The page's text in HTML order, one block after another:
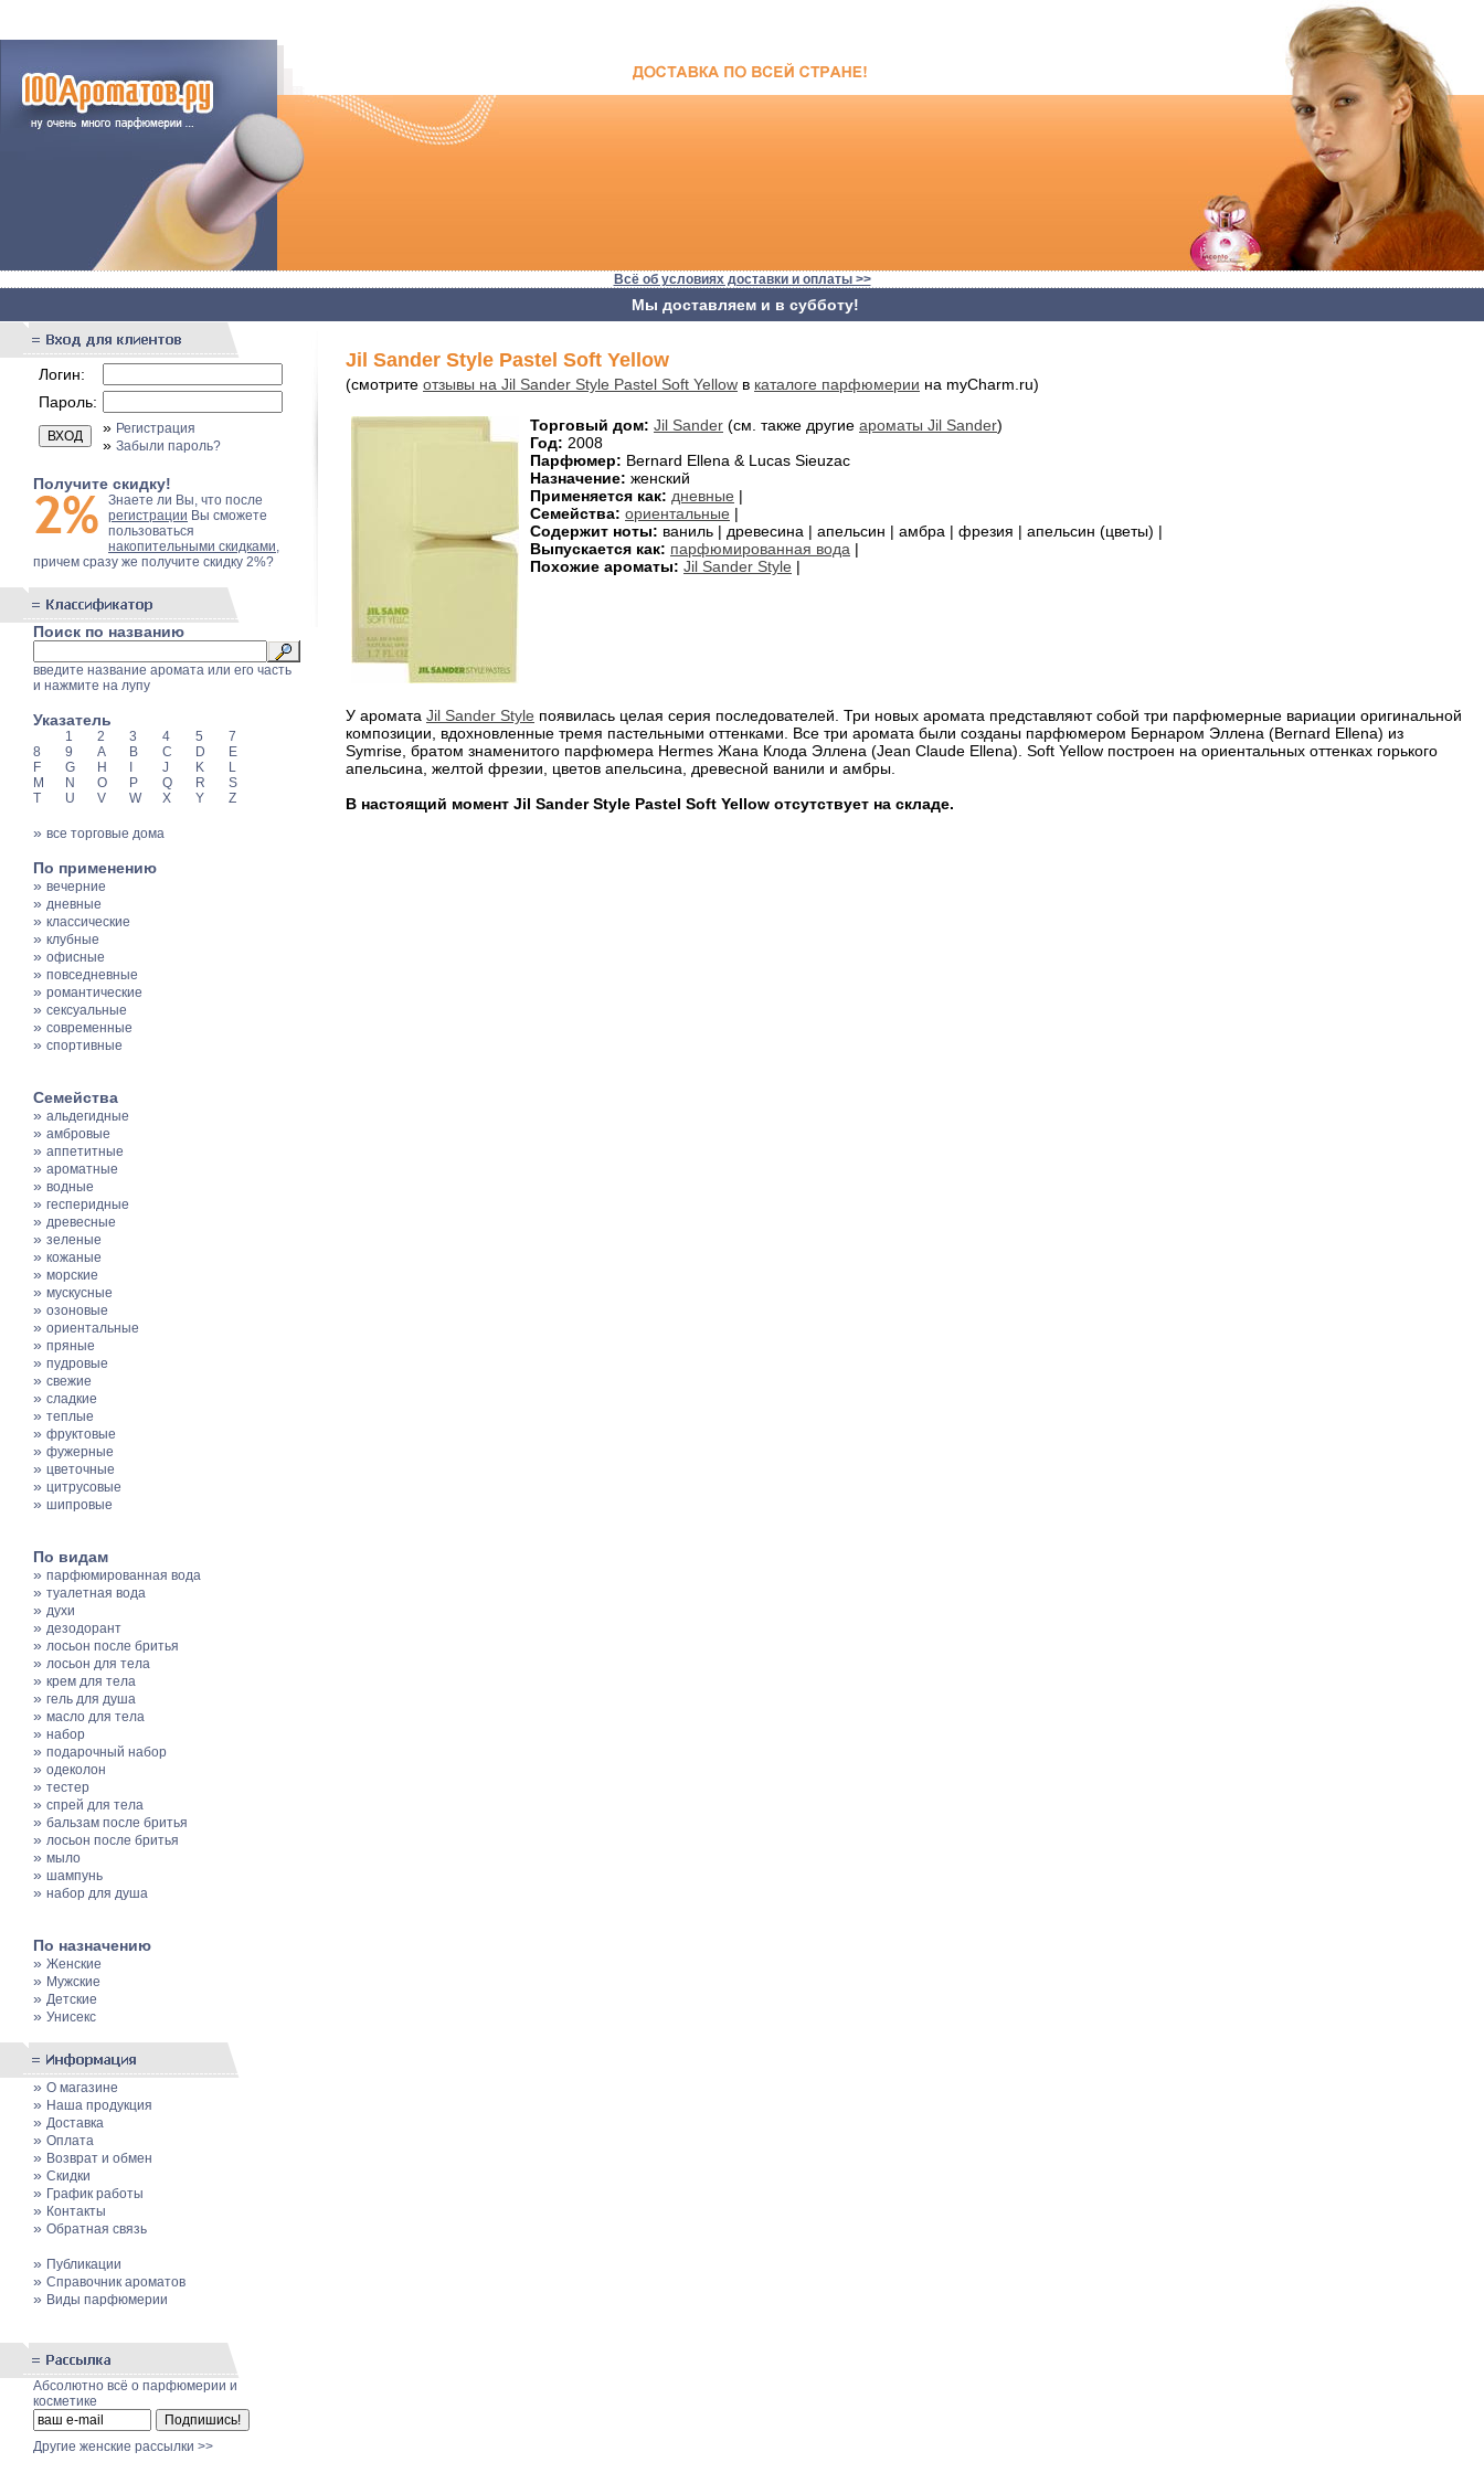
Всё об условиях доставки и оплаты >>
Мы доставляем и в субботу!
Логин:
Пароль:
» Регистрация
» Забыли пароль?
Получите скидку!
Знаете ли Вы, что после
регистрации Вы сможете
пользоваться
накопительными скидками,
причем сразу же получите скидку 2%?
Поиск по названию
введите название аромата или его часть
и нажмите на лупу
Указатель
1 2 3 4 5
7
8
9 A B C D
E
F
G H J K
L
M
N O P Q R
S
T
U V W X Y Z
» все торговые дома
По применению
» вечерние
» дневные
» классические
» клубные
» офисные
» повседневные
» романтические
» сексуальные
» современные
» спортивные
Семейства
» альдегидные
» амбровые
» аппетитные
» ароматные
» водные
» гесперидные
» древесные
» зеленые
» кожаные
» морские
» мускусные
» озоновые
» ориентальные
» пряные
» пудровые
» свежие
» сладкие
» теплые
» фруктовые
» фужерные
» цветочные
» цитрусовые
» шипровые
По видам
» парфюмированная вода
» туалетная вода
» духи
» дезодорант
» лосьон после бритья
» лосьон для тела
» крем для тела
» гель для душа
» масло для тела
» набор
» подарочный набор
» одеколон
» тестер
» спрей для тела
» бальзам после бритья
» лосьон после бритья
» мыло
» шампунь
» набор для душа
По назначению
» Женские
» Мужские
» Детские
» Унисекс
» О магазине
» Наша продукция
» Доставка
» Оплата
» Возврат и обмен
» Скидки
» График работы
» Контакты
» Обратная связь
» Публикации
» Cправочник ароматов
» Виды парфюмерии
Абсолютно всё о парфюмерии и
косметике
Другие женские рассылки >>
Jil Sander Style Pastel Soft Yellow
(смотрите отзывы на Jil Sander Style Pastel Soft Yellow в каталоге парфюмерии на myCharm.ru)
Торговый дом: Jil Sander (см. также другие ароматы Jil Sander)
Год: 2008
Парфюмер: Bernard Ellena & Lucas Sieuzac
Назначение: женский
Применяется как: дневные |
Семейства: ориентальные |
Содержит ноты: ваниль | древесина | апельсин | амбра | фрезия | апельсин (цветы) |
Выпускается как: парфюмированная вода |
Похожие ароматы: Jil Sander Style |
У аромата Jil Sander Style появилась целая серия последователей. Три новых аромата представляют собой три парфюмерные вариации оригинальной
композиции, вдохновленные тремя пастельными оттенками. Все три аромата были созданы парфюмером Бернаром Эллена (Bernard Ellena) из
Symrise, братом знаменитого парфюмера Hermes Жана Клода Эллена (Jean Claude Ellena). Soft Yellow построен на ориентальных оттенках горького
апельсина, желтой фрезии, цветов апельсина, древесной ванили и амбры.
В настоящий момент Jil Sander Style Pastel Soft Yellow отсутствует на складе.